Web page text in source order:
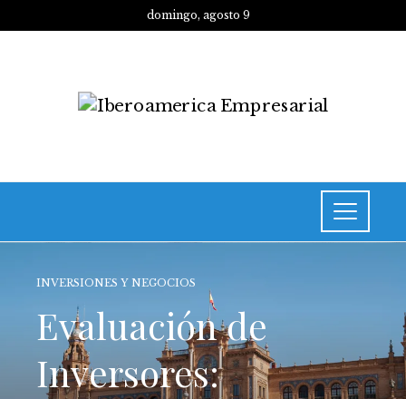
domingo, agosto 9
INVERSIONES Y NEGOCIOS
Evaluación de
Inversores: